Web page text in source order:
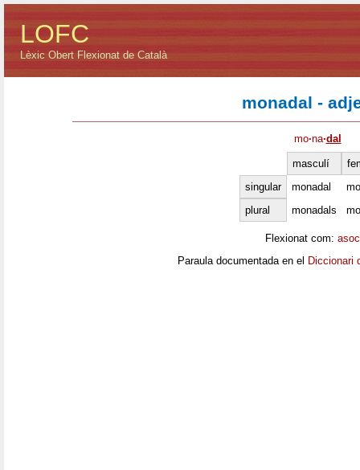
LOFC
Lèxic Obert Flexionat de Català
monadal -
mo·na·dal
masculí
singular
monadal
plural
monadals
Flexionat com:
Paraula documentada en el Diccionari